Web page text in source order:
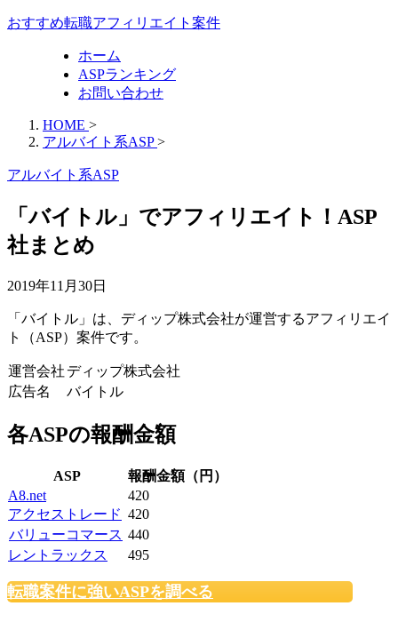
おすすめ転職アフィリエイト案件
ホーム
ASPランキング
お問い合わせ
HOME >
アルバイト系ASP >
アルバイト系ASP
「バイトル」でアフィリエイト！ASP
社まとめ
2019年11月30日
「バイトル」は、ディップ株式会社が運営するアフィリエイ
ト（ASP）案件です。
運営会社 ディップ株式会社
広告名
バイトル
各ASPの報酬金額
ASP
報酬金額（円）
A8.net
420
アクセストレード 420
バリューコマース 440
レントラックス
495
転職案件に強いASPを調べる